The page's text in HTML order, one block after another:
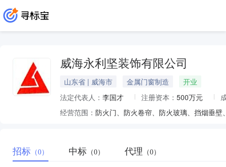
威海永利坚装饰有限公司
山东省 | 威海市 金属门窗制造
开业
法定代表人： 李国才 注册资本： 500万元
经营范围：
招标 （0） 中标 （0） 代理 （0）